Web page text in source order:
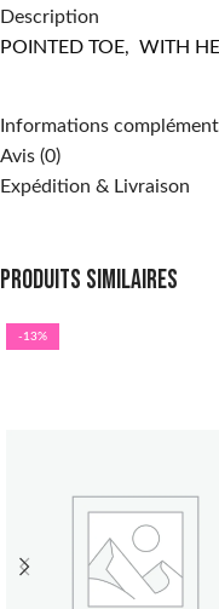
Description
POINTED TOE, WITH
Informations
Avis (0)
Expédition & Livraison
Produits similaires
-13%